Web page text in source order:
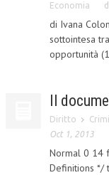
COMITATO
COMITATO
CODICE ETICO
COLLABORA CON
Economia
di Ivana
sottointesa
opportunità
Il
Diritto
Oct 1, 2013
Normal 0 14
Definitions */